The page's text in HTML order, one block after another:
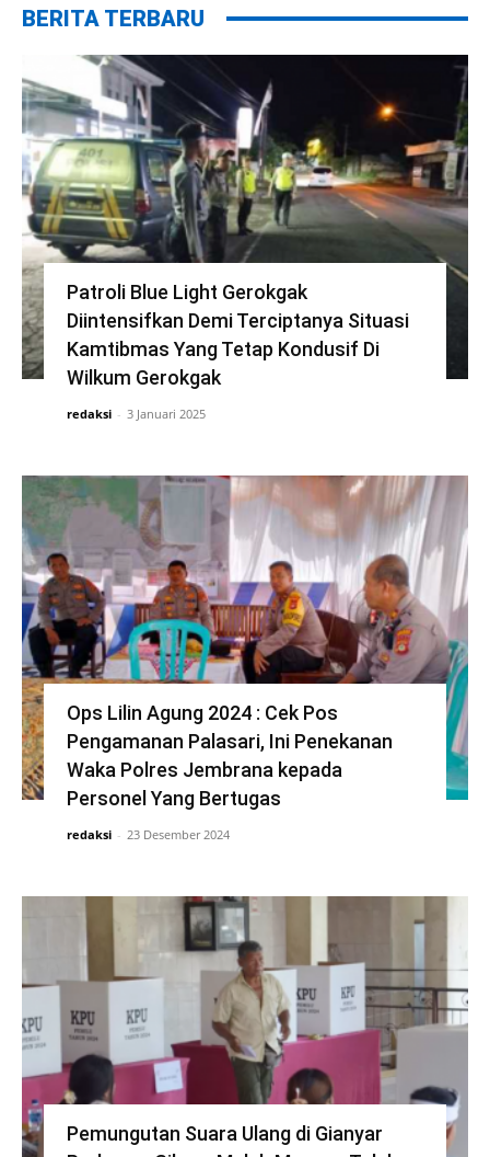
BERITA TERBARU
Patroli Blue Light Gerokgak
Diintensifkan Demi Terciptanya Situasi
Kamtibmas Yang Tetap Kondusif Di
Wilkum Gerokgak
redaksi - 3 Januari 2025
Ops Lilin Agung 2024 : Cek Pos
Pengamanan Palasari, Ini Penekanan
Waka Polres Jembrana kepada
Personel Yang Bertugas
redaksi - 23 Desember 2024
Pemungutan Suara Ulang di Gianyar